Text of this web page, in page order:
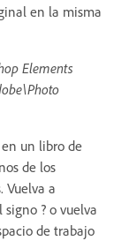
en la misma
Elements
un libro de
de los
Vuelva a
? o vuelva
de trabajo